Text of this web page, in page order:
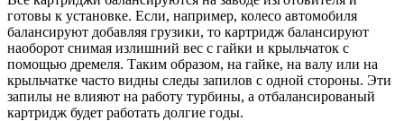
готовы к установке. Если, например, колесо автомобиля
балансируют добавляя грузики, то картридж балансируют
наоборот снимая излишний вес с гайки и крыльчаток с
помощью дремеля. Таким образом, на гайке, на валу или на
крыльчатке часто видны следы запилов с одной стороны. Эти
запилы не влияют на работу турбины, а отбалансированый
картридж будет работать долгие годы.